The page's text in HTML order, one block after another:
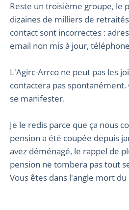
Reste un troisième groupe, le
dizaines de milliers de
contact sont incorrectes :
email non mis à jour,
L'Agirc-Arrco ne peut pas les
contactera pas spontanément.
se manifester.
Je le redis parce que ça nous
pension a été coupée depuis
avez déménagé, le rappel de
pension ne tombera pas tout
Vous êtes dans l'angle mort